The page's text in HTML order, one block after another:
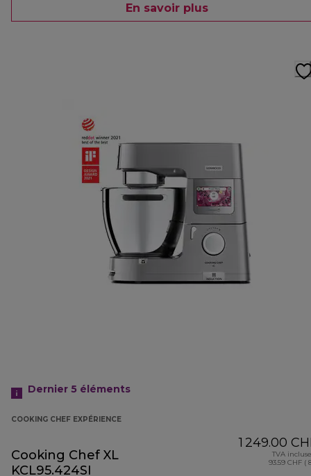
En savoir plus
Dernier 5 éléments
COOKING CHEF EXPÉRIENCE
Cooking Chef XL
KCL95.424SI
1 249.00
TVA
93.59 CHF (